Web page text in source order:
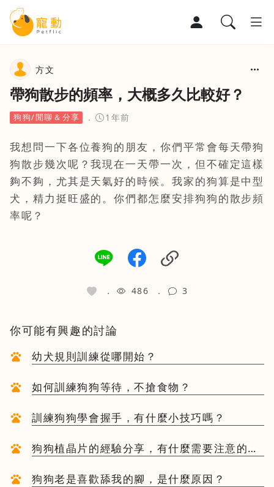
寵物百科
方文
帶狗散步的頻率，大概多久比較好？
狗狗/閒聊＆分享 1年前
我想問一下各位養狗的朋友，你們平常會每天帶狗
狗散步幾次呢？我現在一天帶一次，但不確定這樣
夠不夠，尤其是天氣好的時候。我家的狗算是中型
犬，精力挺旺盛的。你們都怎麼安排狗狗的散步頻
率呢？
486 3
你可能有興趣的討論
幼犬規則訓練從哪開始？
如何訓練狗狗等待，不搶食物？
訓練狗狗學會握手，有什麼小技巧嗎？
狗狗植晶片的經驗分享，有什麼需要注意的
狗狗老是喜歡舔我的腳，是什麼原因？